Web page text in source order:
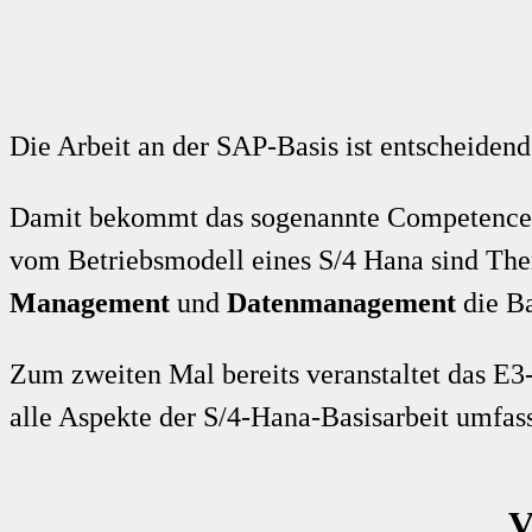
Die Arbeit an der SAP-Basis ist
Damit bekommt das sogenannte
vom Betriebsmodell eines S/4 Hana sind
Management und Datenmanagement die
Zum zweiten Mal bereits veranstaltet das
alle Aspekte der S/4-Hana-Basisarbeit